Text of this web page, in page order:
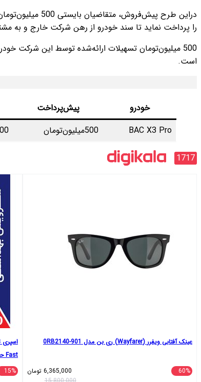
را پرداخت نماید تا سند خودرو از رهن شرکت خارج و به
است.
خودرو
پیش‌پرداخت
BAC X3 Pro
500میلیون‌تومان
1717
عینک آفتابی ویفرر (Wayfarer) ری بن مدل 0RB2140-901
60%
6,365,000 تومان
Fast حجم 750 میلی لیتر
15%